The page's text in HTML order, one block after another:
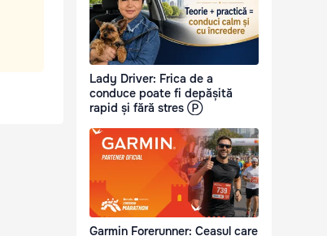
Lady Driver: Frica de a
conduce poate fi depășită
rapid și fără stres Ⓟ
Garmin Forerunner: Ceasul care